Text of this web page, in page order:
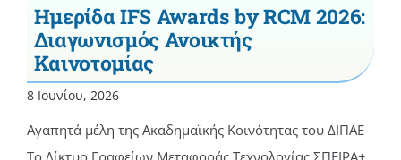
Ημερίδα IFS Awards by RCM 2026:
Διαγωνισμός Ανοικτής
Καινοτομίας
8 Ιουνίου, 2026
Αγαπητά μέλη της Ακαδημαϊκής Κοινότητας του ΔΙΠΑΕ